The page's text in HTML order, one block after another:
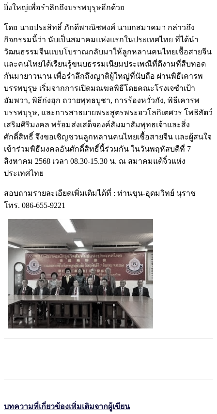
ยิ่งใหญ่เพื่อรำลึกถึงบรรพบุรุษอีกด้วย
โดย นายประสิทธิ์ ภักดีพาณิชพงศ์ นายกสมาคมฯ กล่าวถึง
กิจกรรมนี้ว่า นับเป็นสมาคมแห่งแรกในประเทศไทย ที่ได้นำ
วัฒนธรรมจีนแบบโบราณกลับมาให้ลูกหลานคนไทยเชืัอสายจีน
และคนไทยได้เรียนรู้ขนบธรรมเนียมประเพณีที่ดีงามที่สืบทอด
กันมายาวนาน เพื่อรำลึกถึงญาติผู้ใหญ่ที่นับถือ ผ่านพิธีเคารพ
บรรพบุรุษ เริ่มจากการเปิดมณฆลพิธีโดยคณะโรงเจซำเป้า
อัมพวา, พิธีก่งฮุก ถวายพุทธบูชา, การร้องหวั่วกัง, พิธีเคารพ
บรรพบุรุษ, และการสาธยายพระสูตรพระอวโลกิเตศวร โพธิสัตว์
เสริมศิริมงคล พร้อมส่งเสด็จองค์สัมมาสัมพุทธเจ้าและสิ่ง
ศักดิ์สิทธิ์ จึงขอเชิญชวนลูกหลานคนไทยเชื้อสายจีน และผู้สนใจ
เข้าร่วมพิธีมงคลอันศักดิ์สิทธิ์นี้ร่วมกัน ในวันพฤหัสบดีที่ 7
สิงหาคม 2568 เวลา 08.30-15.30 น. ณ สมาคมแต้จิ๋วแห่ง
ประเทศไทย
สอบถามรายละเอียดเพิ่มเติมได้ที่ : ท่านขุน-อุดมวิทย์ นุราช
โทร. 086-655-9221
บทความที่เกี่ยวข้องเพิ่มเติมจากผู้เขียน